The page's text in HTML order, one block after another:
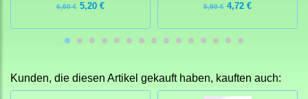
6,50 € 5,20 € 5,90 € 4,72 €
Kunden, die diesen Artikel gekauft haben, kauften auch: